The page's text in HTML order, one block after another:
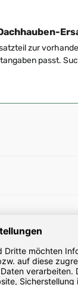
zur
passt.